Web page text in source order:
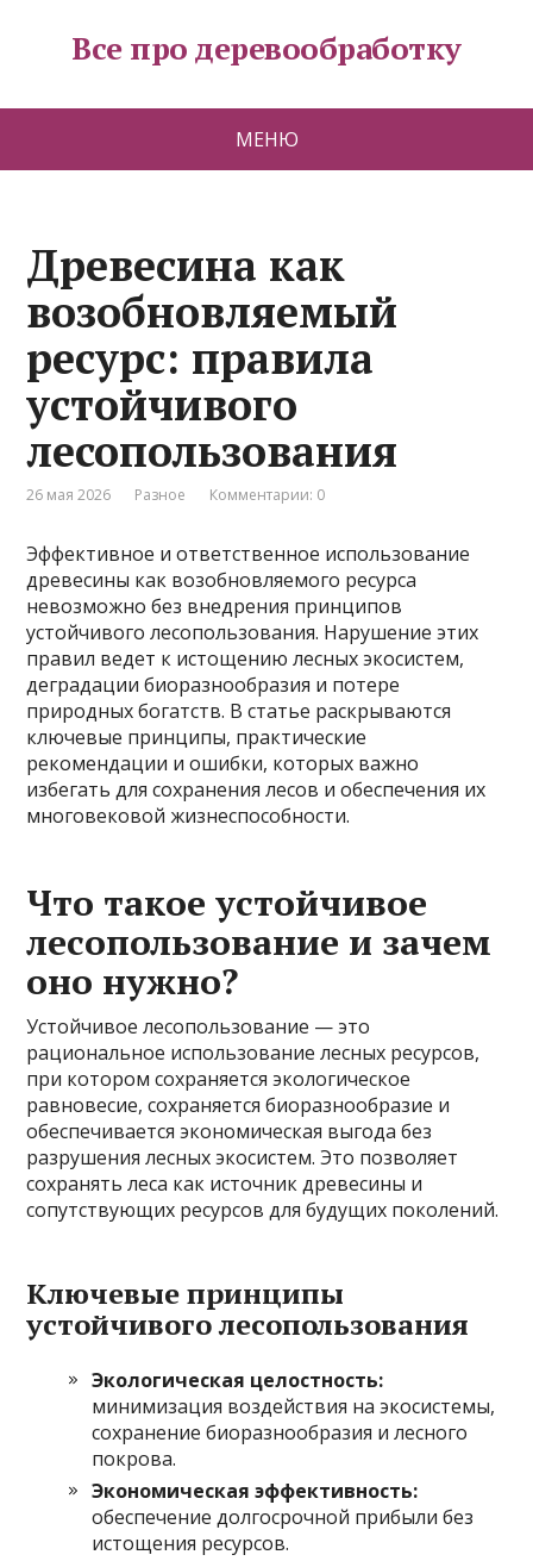
Все про деревообработку
МЕНЮ
Древесина как
возобновляемый
ресурс: правила
устойчивого
лесопользования
26 мая 2026 Разное Комментарии: 0
Эффективное и ответственное использование
древесины как возобновляемого ресурса
невозможно без внедрения принципов
устойчивого лесопользования. Нарушение этих
правил ведет к истощению лесных экосистем,
деградации биоразнообразия и потере
природных богатств. В статье раскрываются
ключевые принципы, практические
рекомендации и ошибки, которых важно
избегать для сохранения лесов и обеспечения их
многовековой жизнеспособности.
Что такое устойчивое
лесопользование и зачем
оно нужно?
Устойчивое лесопользование — это
рациональное использование лесных ресурсов,
при котором сохраняется экологическое
равновесие, сохраняется биоразнообразие и
обеспечивается экономическая выгода без
разрушения лесных экосистем. Это позволяет
сохранять леса как источник древесины и
сопутствующих ресурсов для будущих поколений.
Ключевые принципы
устойчивого лесопользования
Экологическая целостность:
минимизация воздействия на экосистемы,
сохранение биоразнообразия и лесного
покрова.
Экономическая эффективность:
обеспечение долгосрочной прибыли без
истощения ресурсов.